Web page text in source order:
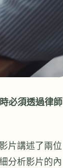
必須透過律師
片講述了兩位
分析影片的內